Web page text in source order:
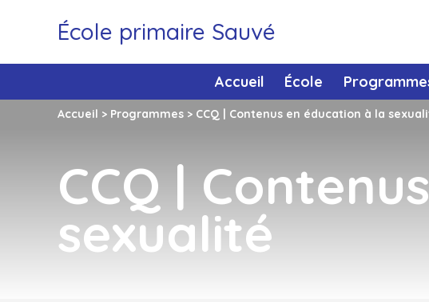
École primaire Sauvé
Accueil École
Accueil > Programmes > CCQ | Contenus en éducation à la
CCQ |
sexualité